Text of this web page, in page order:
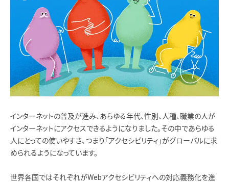
インターネットの普及が進み、あらゆる年代、性別、人種、職業の人が
インターネットにアクセスできるようになりました。その中であらゆる
人にとっての使いやすさ、つまり「アクセシビリティ」がグローバルに求
められるようになっています。
世界各国ではそれぞれがWebアクセシビリティへの対応義務化を進